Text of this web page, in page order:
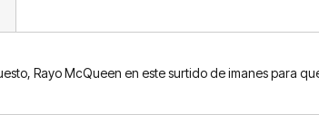
Rayo McQueen en este surtido de imanes para